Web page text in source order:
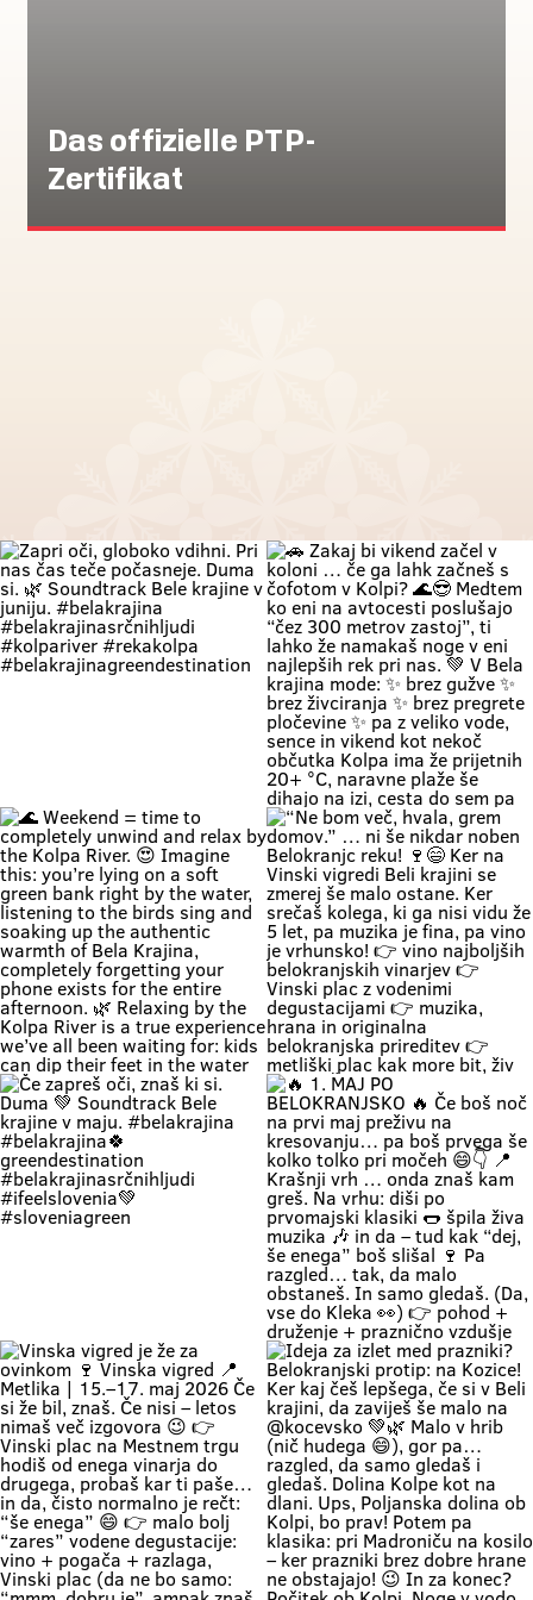
Das offizielle PTP-
Zertifikat
Zapri oči, globoko vdihni. Pri nas
čas teče počasneje. Duma si. 🌿
Soundtrack Bele krajine v juniju.
#belakrajina
#belakrajinasrčnihljudi
#kolpariver #rekakolpa
#belakrajinagreendestination
🚗 Zakaj bi vikend začel v koloni …
če ga lahk začneš s čofotom v
Kolpi? 🌊😎 Medtem ko eni na
avtocesti poslušajo “čez 300
metrov zastoj”, ti lahko že
namakaš noge v eni najlepših rek
pri nas. 💚 V Bela krajina mode: ✨
brez gužve ✨ brez živciranja ✨
brez pregrete pločevine ✨ pa z
veliko vode, sence in vikend kot
nekoč občutka Kolpa ima že
prijetnih 20+ °C, naravne plaže še
dihajo na izi, cesta do sem pa ni
stres test za živce. 😌 💡 Vikend
plan: kopalke ✔️ brisača ✔️ hladna
pijača ✔️ DARS drama ❌ 📍 Bela
krajina kliče. Pa ne po troblji. 😏
#BelaKrajina #Kolpa
#SloveniaOutdoor #FeelSlovenia
#Poletje Roadtrip Narava Kopanje
WeekendMood HiddenGem
SloveniaGreen
🌊 Weekend = time to completely
unwind and relax by the Kolpa
River. 😍 Imagine this: you’re lying
on a soft green bank right by the
water, listening to the birds sing
and soaking up the authentic
warmth of Bela Krajina, completely
forgetting your phone exists for
the entire afternoon. 🌿 Relaxing
by the Kolpa River is a true
Weather: a hot weekend is on the
way 👉 Time: warm May days (the
perfect time for your first
encounter with nature) 👉 Nature
+ a lounge chair in the shade +
your favorite people = a
combination that has never
disappointed Come see us. You
know where we are—the place
where time actually slows down
and your batteries recharge all on
their own. 💚
“Ne bom več, hvala, grem domov.”
… ni še nikdar noben Belokranjc
reku! 🍷😄 Ker na Vinski vigredi
Beli krajini se zmerej še malo
ostane. Ker srečaš kolega, ki ga
nisi vidu že 5 let, pa muzika je fina,
pa vino je vrhunsko! 👉 vino
najboljših belokranjskih vinarjev
👉 Vinski plac z vodenimi
degustacijami 👉 muzika, hrana in
originalna belokranjska prireditev
👉 metliški plac kak more bit, živ
in poln Če hočeš doživet Belo
krajino takšno, kot je zares —
prideš na Vigred. Za en večer.
Ostaneš pa še malo dlje. 😌🍇 Se
vidimo v Metliki! 🎥 Zavod za
turizem, kulturo, šport in mladino
Metlika #belakrajina #vinskavigred
#belakrajinasrčnihljudi #metlika
Če zapreš oči, znaš ki si. Duma 💚
Soundtrack Bele krajine v maju.
#belakrajina #belakrajina🍀
greendestination
#belakrajinasrčnihljudi
#ifeelslovenia💚 #sloveniagreen
🔥 1. MAJ PO BELOKRANJSKO 🔥
Če boš noč na prvi maj preživu na
kresovanju… pa boš prvega še
kolko tolko pri močeh 😄👇 📍
Krašnji vrh … onda znaš kam greš.
Na vrhu: diši po prvomajski klasiki
🌭 špila živa muzika 🎶 in da – tud
kak “dej, še enega” boš slišal 🍷
Pa razgled… tak, da malo
obstaneš. In samo gledaš. (Da,
vse do Kleka 👀) 👉 pohod +
druženje + praznično vzdušje 👉
za družine, prijatelje, pa malo
rekreacije (če že mora bit 😄) 👉
začetek maja, kot se šika Pridi gor.
Če ne zaradi pohoda… pa zaradi